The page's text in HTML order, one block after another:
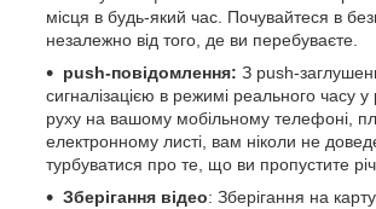
місця в будь-який час. Почувайтеся в
незалежно від того, де ви перебуваєте.
push-повідомлення: З push-
сигналізацією в режимі реального часу у
руху на вашому мобільному телефоні,
електронному листі, вам ніколи не
турбуватися про те, що ви пропустите
Зберігання відео: Зберігання на